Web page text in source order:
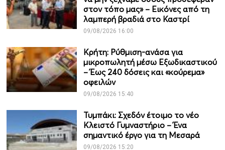
στον τόπο μας» – Εικόνες από τη
λαμπερή βραδιά στο Καστρί
09/08/2026 16:00
Κρήτη: Ρύθμιση-ανάσα για
μικροπωλητή μέσω Εξωδικαστικού
– Έως 240 δόσεις και «κούρεμα»
οφειλών
09/08/2026 15:40
Τυμπάκι: Σχεδόν έτοιμο το νέο
Κλειστό Γυμναστήριο – Ένα
σημαντικό έργο για τη Μεσαρά
09/08/2026 15:20